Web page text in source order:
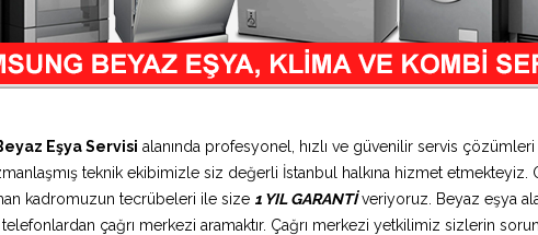
Eşya Servisi alanında profesyonel, hızlı ve güvenilir servis
teknik ekibimizle siz değerli İstanbul halkına hizmet etmekteyiz.
kadromuzun tecrübeleri ile size 1 YIL GARANTİveriyoruz. Beyaz eşya
telefonlardan çağrı merkezi aramaktır. Çağrı merkezi yetkilimiz sizlerin